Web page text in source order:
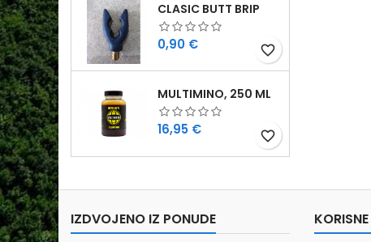
CLASIC BUTT BRIP
Cijena
0,90 € favorite_border
MULTIMINO, 250 ML
Cijena
16,95 € favorite_border
IZDVOJENO IZ PONUDE